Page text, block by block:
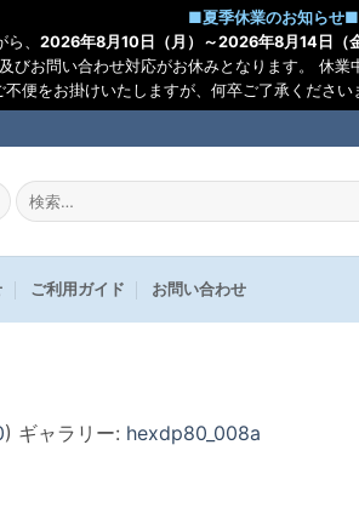
■夏季休業のお知らせ■
、 2026年8月10日（月）～2026年8月14日（金
びお問い合わせ対応がお休みとなります。 休
不便をお掛けいたしますが、何卒ご了承ください
検
索
果:
ご利用ガイド お問い合わせ
) ギャラリー: hexdp80_008a